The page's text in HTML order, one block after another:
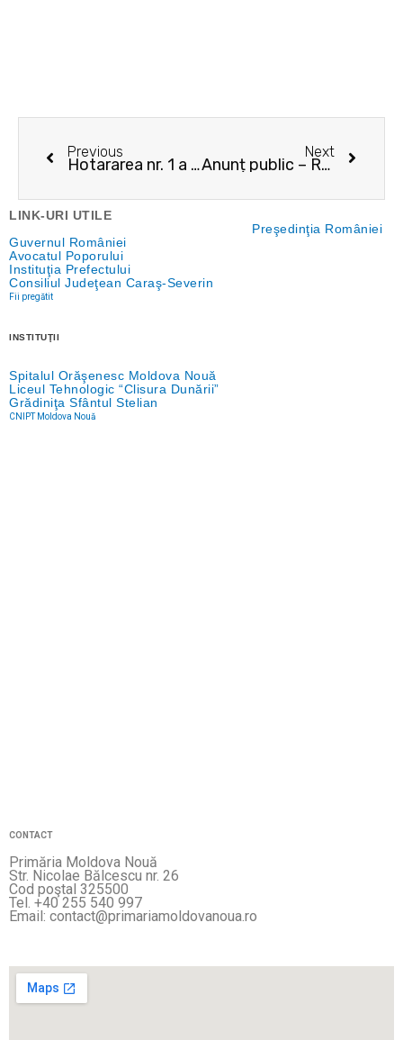
Prev
Previous
Hotararea nr. 1 a Biroului Electoral de Circumscriptie nr. 6 Moldova Noua
Next
Anunț public – Reabilitare str. V. Alecsandrisi parcari adiacente in zona blocurilor 23 si 39
Next
LINK-URI UTILE
Preşedinţia României
Guvernul României
Avocatul Poporului
Instituţia Prefectului
Consiliul Judeţean Caraş-Severin
Fii pregătit
INSTITUŢII
Spitalul Orăşenesc Moldova Nouă
Liceul Tehnologic “Clisura Dunării”
Grădiniţa Sfântul Stelian
CNIPT Moldova Nouă
CONTACT
Primăria Moldova Nouă
Str. Nicolae Bălcescu nr. 26
Cod poştal 325500
Tel. +40 255 540 997
Email: contact@primariamoldovanoua.ro